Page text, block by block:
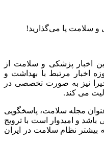
و سلامت پا می‌گذارید!
اخبار پزشکی و سلامت از
حوزه اخبار مرتبط با بهداشت و
نیز به صورت تخصصی در
می کند.
مجله سلامت، پاسخگویی
باشد و امیدوار است با ترویج
نظام سلامت در ایران